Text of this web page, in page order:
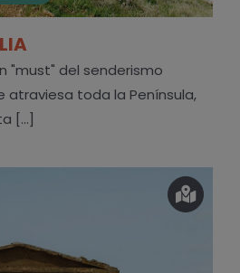
"must" del senderismo
atraviesa toda la Península,
[...]